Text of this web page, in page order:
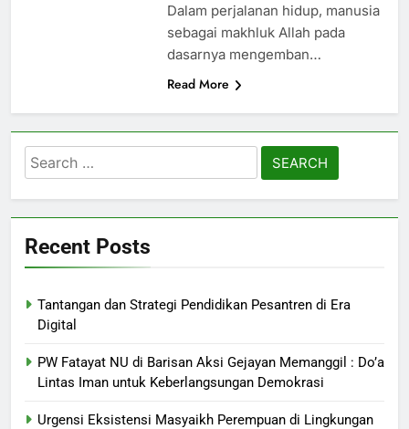
Dalam perjalanan hidup, manusia
sebagai makhluk Allah pada
dasarnya mengemban…
Read More
Search
for:
Recent Posts
Tantangan dan Strategi Pendidikan Pesantren di Era
Digital
PW Fatayat NU di Barisan Aksi Gejayan Memanggil : Do’a
Lintas Iman untuk Keberlangsungan Demokrasi
Urgensi Eksistensi Masyaikh Perempuan di Lingkungan